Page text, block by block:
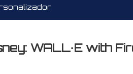
WALL·E with